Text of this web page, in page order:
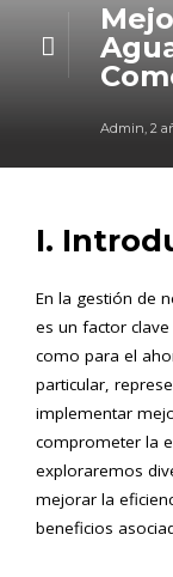
Admin, 2
I.
En la gestión de
es un factor
como para el
particular,
implementar
comprometer la
exploraremos
mejorar la
beneficios